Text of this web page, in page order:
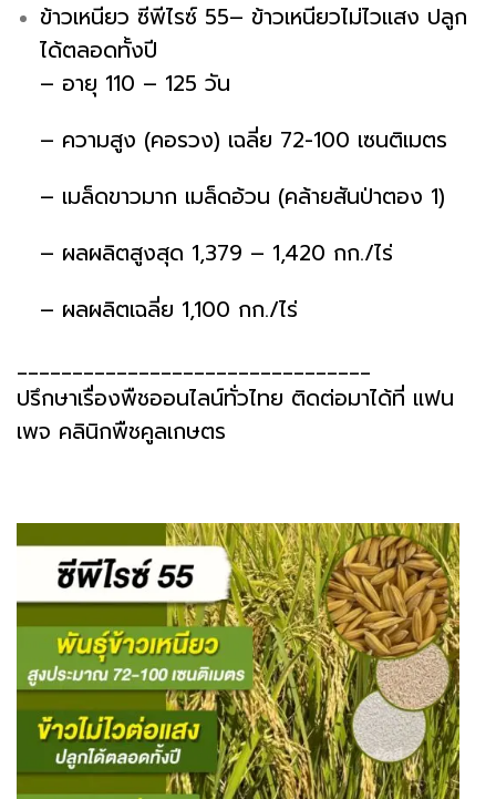
ข้าวเหนียว ซีพีไรซ์ 55– ข้าวเหนียวไม่ไวแสง ปลูก
ได้ตลอดทั้งปี
– อายุ 110 – 125 วัน
– ความสูง (คอรวง) เฉลี่ย 72-100 เซนติเมตร
– เมล็ดขาวมาก เมล็ดอ้วน (คล้ายสันป่าตอง 1)
– ผลผลิตสูงสุด 1,379 – 1,420 กก./ไร่
– ผลผลิตเฉลี่ย 1,100 กก./ไร่
________________________________
ปรึกษาเรื่องพืชออนไลน์ทั่วไทย ติดต่อมาได้ที่ แฟน
เพจ คลินิกพืชคูลเกษตร